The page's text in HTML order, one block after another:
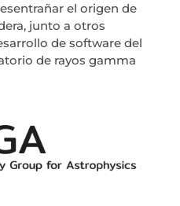
el origen de
junto a otros
de software del
de rayos gamma